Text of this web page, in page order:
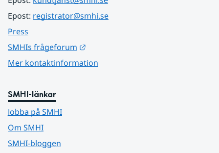
Epost: registrator@smhi.se
Press
SMHIs frågeforum
Mer kontaktinformation
SMHI-länkar
Jobba på SMHI
Om SMHI
SMHI-bloggen